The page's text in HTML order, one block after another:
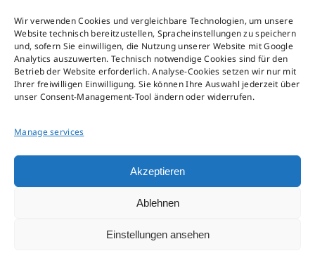
Wir verwenden Cookies und vergleichbare Technologien, um unsere
Website technisch bereitzustellen, Spracheinstellungen zu speichern
und, sofern Sie einwilligen, die Nutzung unserer Website mit Google
Analytics auszuwerten. Technisch notwendige Cookies sind für den
Betrieb der Website erforderlich. Analyse-Cookies setzen wir nur mit
Ihrer freiwilligen Einwilligung. Sie können Ihre Auswahl jederzeit über
unser Consent-Management-Tool ändern oder widerrufen.
Manage services
Akzeptieren
Ablehnen
Einstellungen ansehen
法律声明
AGB
AEB
Störfall-Information
包装法